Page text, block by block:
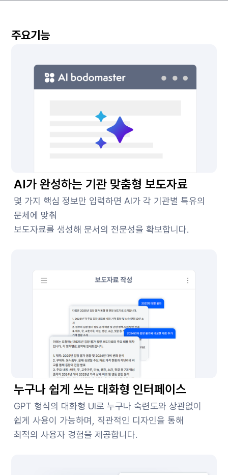
주요기능
AI가 완성하는 기관 맞춤형 보도자료
몇 가지 핵심 정보만 입력하면 AI가 각 기관별 특유의
문체에 맞춰
보도자료를 생성해 문서의 전문성을 확보합니다.
누구나 쉽게 쓰는 대화형 인터페이스
GPT 형식의 대화형 UI로 누구나 숙련도와 상관없이
쉽게 사용이 가능하며, 직관적인 디자인을 통해
최적의 사용자 경험을 제공합니다.